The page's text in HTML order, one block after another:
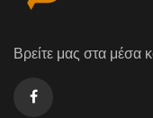
Βρείτε μας στα μέσα